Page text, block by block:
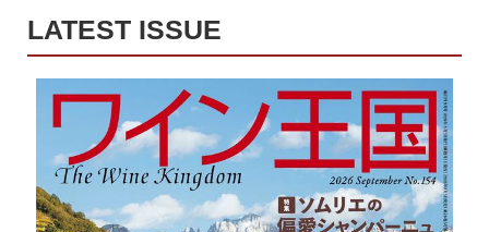
LATEST ISSUE